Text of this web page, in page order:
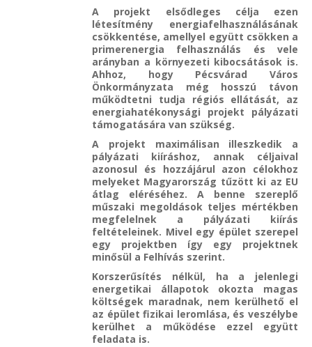
A projekt elsődleges célja ezen
létesítmény energiafelhasználásának
csökkentése, amellyel együtt csökken a
primerenergia felhasználás és vele
arányban a környezeti kibocsátások is.
Ahhoz, hogy Pécsvárad Város
Önkormányzata még hosszú távon
működtetni tudja régiós ellátását, az
energiahatékonysági projekt pályázati
támogatására van szükség.
A projekt maximálisan illeszkedik a
pályázati kiíráshoz, annak céljaival
azonosul és hozzájárul azon célokhoz
melyeket Magyarország tűzött ki az EU
átlag eléréséhez. A benne szereplő
műszaki megoldások teljes mértékben
megfelelnek a pályázati kiírás
feltételeinek. Mivel egy épület szerepel
egy projektben így egy projektnek
minősül a Felhívás szerint.
Korszerűsítés nélkül, ha a jelenlegi
energetikai állapotok okozta magas
költségek maradnak, nem kerülhető el
az épület fizikai leromlása, és veszélybe
kerülhet a működése ezzel együtt
feladata is.